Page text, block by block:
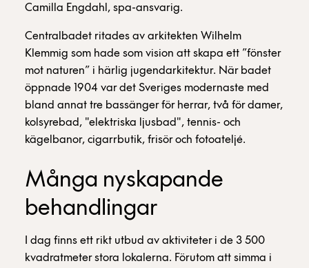
Camilla Engdahl, spa-ansvarig.
Centralbadet ritades av arkitekten Wilhelm
Klemmig som hade som vision att skapa ett ”fönster
mot naturen” i härlig jugendarkitektur. När badet
öppnade 1904 var det Sveriges modernaste med
bland annat tre bassänger för herrar, två för damer,
kolsyrebad, "elektriska ljusbad", tennis- och
kägelbanor, cigarrbutik, frisör och fotoateljé.
Många nyskapande
behandlingar
I dag finns ett rikt utbud av aktiviteter i de 3 500
kvadratmeter stora lokalerna. Förutom att simma i